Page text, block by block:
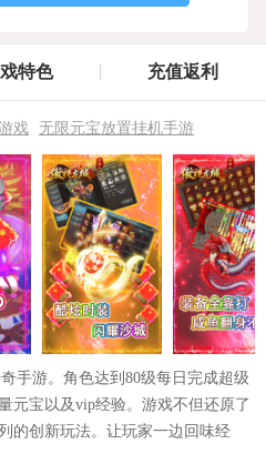
特色 充值返利
戏 无限元宝放置挂机手游
手游。角色达到80级每日完成超级
元宝以及vip经验。游戏不但还原了
的创新玩法。让玩家一边回味经